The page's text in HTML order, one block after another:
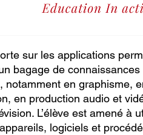
sur les applications
bagage de
notamment en graphisme,
en production audio et
L’élève est amené à
logiciels et